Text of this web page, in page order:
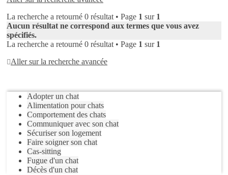
La recherche a retourné 0 résultat • Page 1 sur 1
Aucun résultat ne correspond aux termes que vous avez
spécifiés.
La recherche a retourné 0 résultat • Page 1 sur 1
Aller sur la recherche avancée
Adopter un chat
Alimentation pour chats
Comportement des chats
Communiquer avec son chat
Sécuriser son logement
Faire soigner son chat
Cas-sitting
Fugue d'un chat
Décès d'un chat